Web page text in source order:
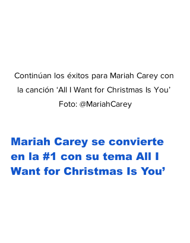
Continúan los éxitos para Mariah Carey con
la canción ‘All I Want for Christmas Is You’
Foto: @MariahCarey
Mariah Carey se convierte
en la #1 con su tema All I
Want for Christmas Is You’